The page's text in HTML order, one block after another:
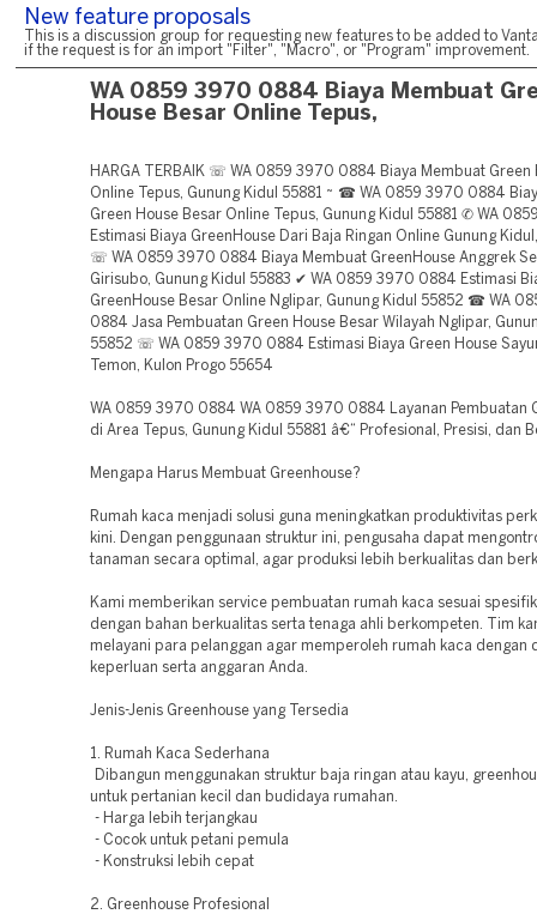
New feature proposals
This is a discussion group for requesting new features to be added to
if the request is for an import "Filter", "Macro", or "Program" improvement.
WA 0859 3970 0884 Biaya Membuat
House Besar Online Tepus,
HARGA TERBAIK ☏ WA 0859 3970 0884 Biaya Membuat Green
Online Tepus, Gunung Kidul 55881 ~ ☎ WA 0859 3970 0884
Green House Besar Online Tepus, Gunung Kidul 55881 ✆ WA
Estimasi Biaya GreenHouse Dari Baja Ringan Online Gunung
☏ WA 0859 3970 0884 Biaya Membuat GreenHouse Anggrek
Girisubo, Gunung Kidul 55883 ✔ WA 0859 3970 0884 Estimasi
GreenHouse Besar Online Nglipar, Gunung Kidul 55852 ☎ WA
0884 Jasa Pembuatan Green House Besar Wilayah Nglipar,
55852 ☏ WA 0859 3970 0884 Estimasi Biaya Green House
Temon, Kulon Progo 55654
WA 0859 3970 0884 WA 0859 3970 0884 Layanan Pembuatan
di Area Tepus, Gunung Kidul 55881 â€“ Profesional, Presisi, dan
Mengapa Harus Membuat Greenhouse?
Rumah kaca menjadi solusi guna meningkatkan produktivitas
kini. Dengan penggunaan struktur ini, pengusaha dapat
tanaman secara optimal, agar produksi lebih berkualitas dan
Kami memberikan service pembuatan rumah kaca sesuai
dengan bahan berkualitas serta tenaga ahli berkompeten. Tim
melayani para pelanggan agar memperoleh rumah kaca dengan
keperluan serta anggaran Anda.
Jenis-Jenis Greenhouse yang Tersedia
1. Rumah Kaca Sederhana
Dibangun menggunakan struktur baja ringan atau kayu,
untuk pertanian kecil dan budidaya rumahan.
- Harga lebih terjangkau
- Cocok untuk petani pemula
- Konstruksi lebih cepat
2. Greenhouse Profesional